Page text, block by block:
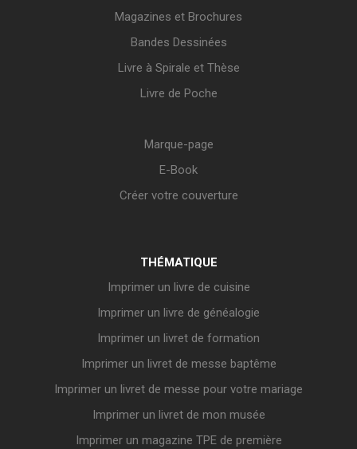
Magazines et Brochures
Bandes Dessinées
Livre à Spirale et Thèse
Livre de Poche
Marque-page
E-Book
Créer votre couverture
THÉMATIQUE
Imprimer un livre de cuisine
Imprimer un livre de généalogie
Imprimer un livret de formation
Imprimer un livret de messe baptême
Imprimer un livret de messe pour votre mariage
Imprimer un livret de mon musée
Imprimer un magazine TPE de première